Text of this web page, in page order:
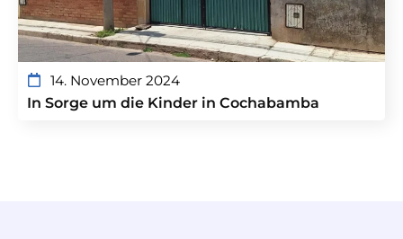
14. November 2024
In Sorge um die Kinder in Cochabamba